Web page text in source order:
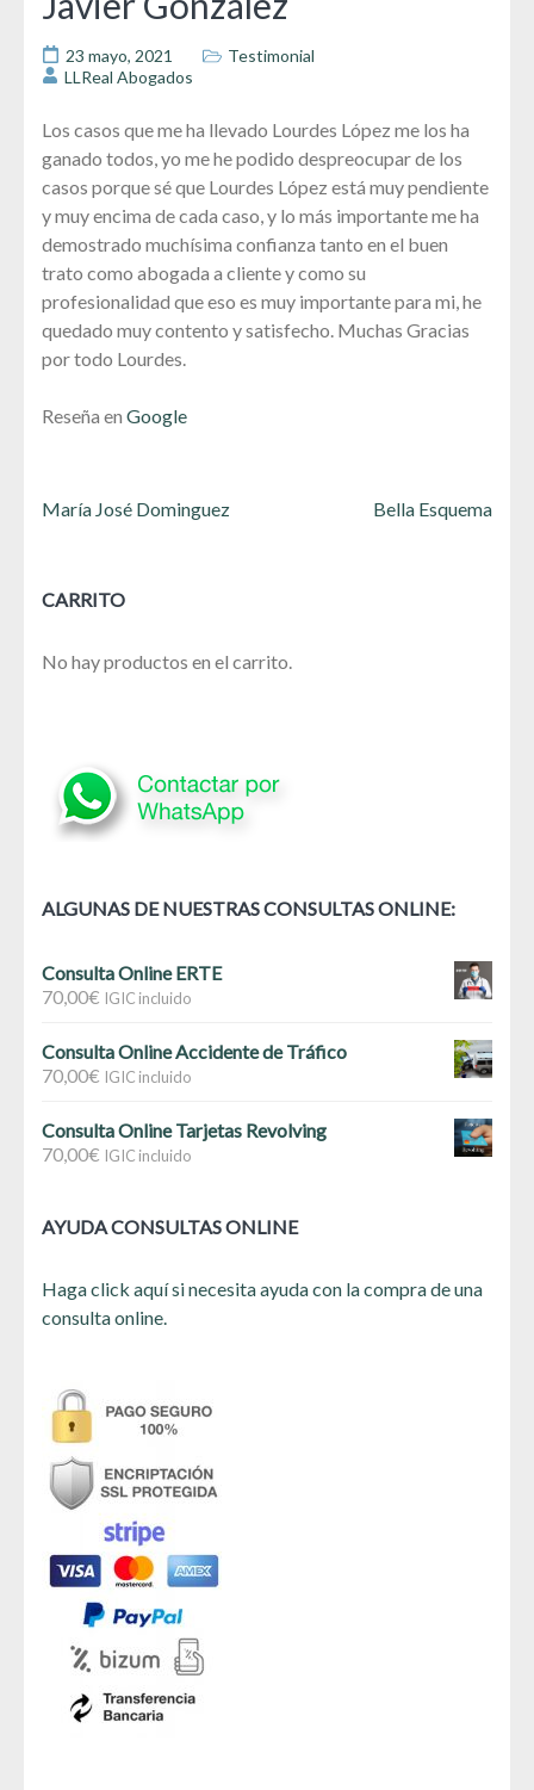
23 mayo, 2021
Testimonial
LLReal Abogados
Los casos que me ha llevado Lourdes López me los ha
ganado todos, yo me he podido despreocupar de los
casos porque sé que Lourdes López está muy pendiente
y muy encima de cada caso, y lo más importante me ha
demostrado muchísima confianza tanto en el buen
trato como abogada a cliente y como su
profesionalidad que eso es muy importante para mi, he
quedado muy contento y satisfecho. Muchas Gracias
por todo Lourdes.
Reseña en Google
Navegación
María José Dominguez Bella Esquema
CARRITO
No hay productos en el carrito.
ALGUNAS DE NUESTRAS CONSULTAS ONLINE:
Consulta Online ERTE
70,00€ IGIC incluido
Consulta Online Accidente de Tráfico
70,00€ IGIC incluido
Consulta Online Tarjetas Revolving
70,00€ IGIC incluido
AYUDA CONSULTAS ONLINE
Haga click aquí si necesita ayuda con la compra de una
consulta online.